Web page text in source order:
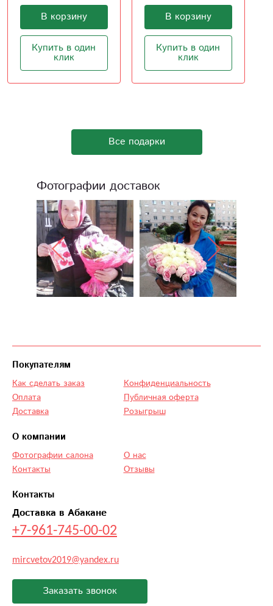
В корзину
Купить в один
клик
В корзину
Купить в один
клик
Все подарки
Фотографии доставок
Контакты
Доставка в Абакане
+7-961-745-00-02
mircvetov2019@yandex.ru
Заказать звонок
Покупателям
Как сделать заказ
Оплата
Доставка
Конфиденциальность
Публичная оферта
Розыгрыш
О компании
Фотографии салона
Контакты
О нас
Отзывы